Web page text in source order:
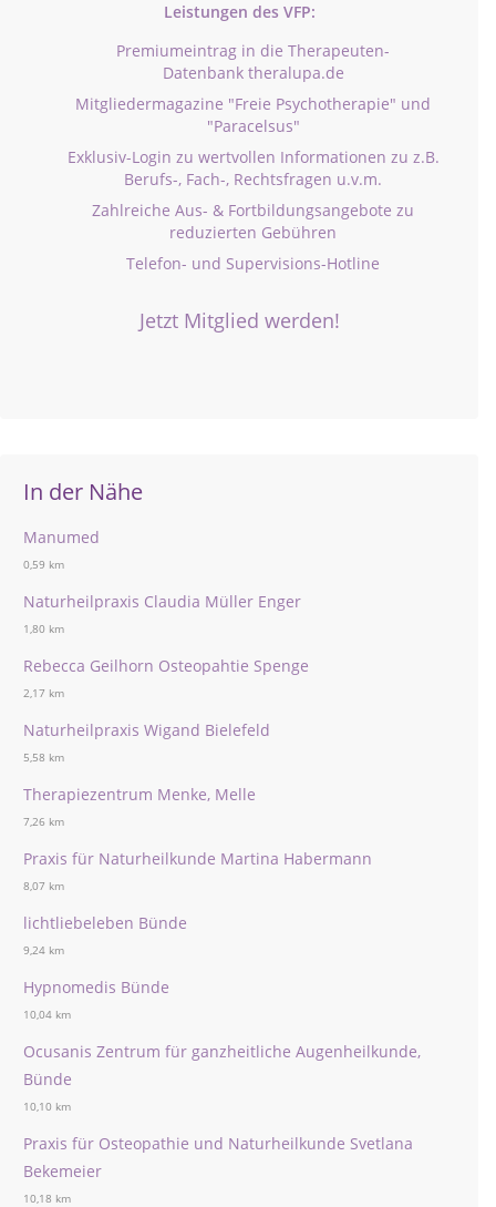
Leistungen des VFP:
Premiumeintrag in die Therapeuten-
Datenbank theralupa.de
Mitgliedermagazine "Freie Psychotherapie" und
"Paracelsus"
Exklusiv-Login zu wertvollen Informationen zu z.B.
Berufs-, Fach-, Rechtsfragen u.v.m.
Zahlreiche Aus- & Fortbildungsangebote zu
reduzierten Gebühren
Telefon- und Supervisions-Hotline
Jetzt Mitglied werden!
In der Nähe
Manumed
0,59 km
Naturheilpraxis Claudia Müller Enger
1,80 km
Rebecca Geilhorn Osteopahtie Spenge
2,17 km
Naturheilpraxis Wigand Bielefeld
5,58 km
Therapiezentrum Menke, Melle
7,26 km
Praxis für Naturheilkunde Martina Habermann
8,07 km
lichtliebeleben Bünde
9,24 km
Hypnomedis Bünde
10,04 km
Ocusanis Zentrum für ganzheitliche Augenheilkunde,
Bünde
10,10 km
Praxis für Osteopathie und Naturheilkunde Svetlana
Bekemeier
10,18 km